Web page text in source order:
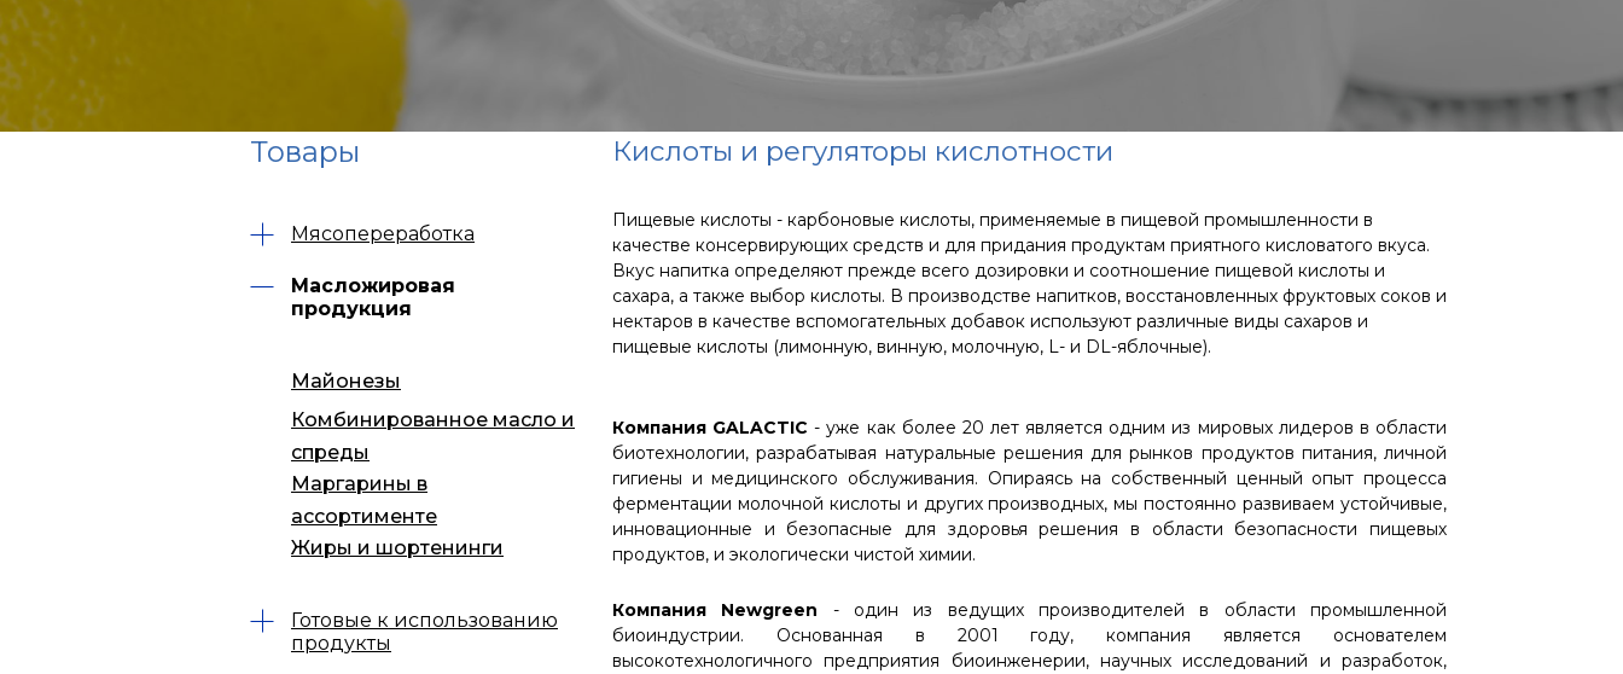
Товары
Мясопереработка
Масложировая
продукция
Майонезы
Комбинированное масло и
спреды
Маргарины в
ассортименте
Жиры и шортенинги
Готовые к использованию
продукты
Кислоты и регуляторы кислотности
Пищевые кислоты - карбоновые кислоты, применяемые в пищевой промышленности в
качестве консервирующих средств и для придания продуктам приятного кисловатого вкуса.
Вкус напитка определяют прежде всего дозировки и соотношение пищевой кислоты и
сахара, а также выбор кислоты. В производстве напитков, восстановленных фруктовых соков и
нектаров в качестве вспомогательных добавок используют различные виды сахаров и
пищевые кислоты (лимонную, винную, молочную, L- и DL-яблочные).
Компания GALACTIC- уже как более 20 лет является одним из мировых лидеров в области
биотехнологии, разрабатывая натуральные решения для рынков продуктов питания, личной
гигиены и медицинского обслуживания. Опираясь на собственный ценный опыт процесса
ферментации молочной кислоты и других производных, мы постоянно развиваем устойчивые,
инновационные и безопасные для здоровья решения в области безопасности пищевых
продуктов, и экологически чистой химии.
Компания Newgreen - один из ведущих производителей в области промышленной
биоиндустрии. Основанная в 2001 году, компания является основателем
высокотехнологичного предприятия биоинженерии, научных исследований и разработок,